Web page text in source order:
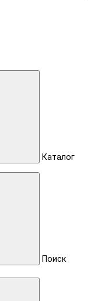
Каталог
Поиск